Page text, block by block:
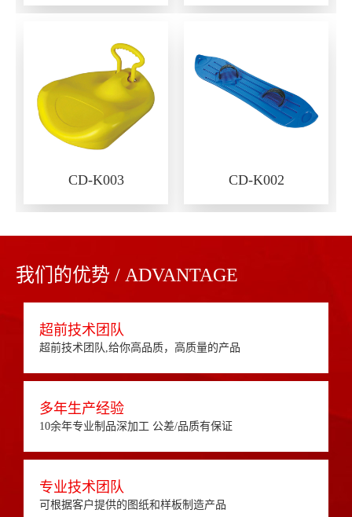
CD-K003 CD-K002
我们的优势 / ADVANTAGE
超前技术团队
超前技术团队,给你高品质，高质量的产品
多年生产经验
10余年专业制品深加工 公差/品质有保证
专业技术团队
可根据客户提供的图纸和样板制造产品